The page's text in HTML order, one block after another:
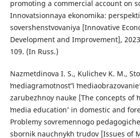
promoting a commercial account on
Innovatsionnaya ekonomika:
sovershenstvovaniya [Innovative
Development and Improvement],
109. (In Russ.)
Nazmetdinova I. S., Kulichev K. M.,
ʽmediagramotnostˮ i
zarubezhnoy nauke [The concepts of
ʽmedia educationʼ in domestic and
Problemy sovremennogo
sbornik nauchnykh trudov [Issues of